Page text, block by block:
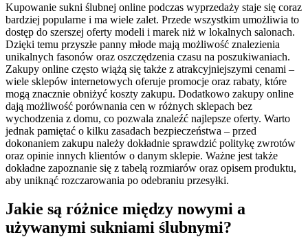
Kupowanie sukni ślubnej online podczas wyprzedaży staje się coraz
bardziej popularne i ma wiele zalet. Przede wszystkim umożliwia to
dostęp do szerszej oferty modeli i marek niż w lokalnych salonach.
Dzięki temu przyszłe panny młode mają możliwość znalezienia
unikalnych fasonów oraz oszczędzenia czasu na poszukiwaniach.
Zakupy online często wiążą się także z atrakcyjniejszymi cenami –
wiele sklepów internetowych oferuje promocje oraz rabaty, które
mogą znacznie obniżyć koszty zakupu. Dodatkowo zakupy online
dają możliwość porównania cen w różnych sklepach bez
wychodzenia z domu, co pozwala znaleźć najlepsze oferty. Warto
jednak pamiętać o kilku zasadach bezpieczeństwa – przed
dokonaniem zakupu należy dokładnie sprawdzić politykę zwrotów
oraz opinie innych klientów o danym sklepie. Ważne jest także
dokładne zapoznanie się z tabelą rozmiarów oraz opisem produktu,
aby uniknąć rozczarowania po odebraniu przesyłki.
Jakie są różnice między nowymi a
używanymi sukniami ślubnymi?